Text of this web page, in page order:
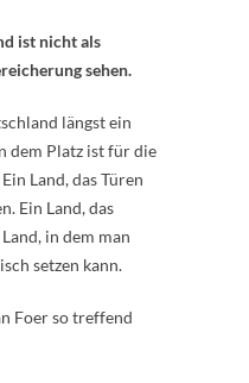
ist nicht als
sehen.
längst ein
dem Platz ist für die
Land, das Türen
Ein Land, das
in dem man
setzen kann.
Foer so treffend